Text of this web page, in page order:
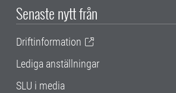
Senaste nytt från
Driftinformation
Lediga anställningar
SLU i media